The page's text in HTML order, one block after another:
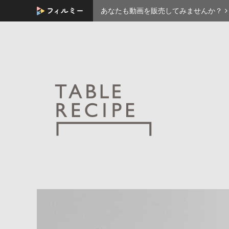
あなたも動画を販売してみませんか？